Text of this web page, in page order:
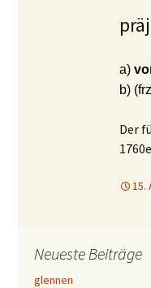
a)
b)
Der
15.
Neueste Beiträge
glennen